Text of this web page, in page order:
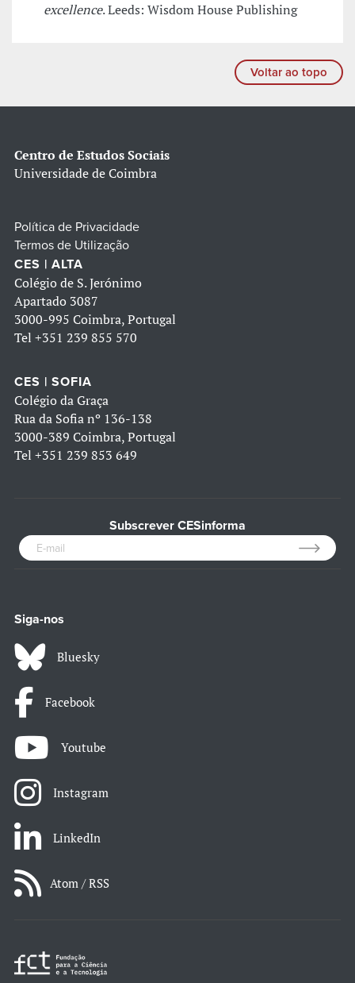
excellence. Leeds: Wisdom House Publishing
Voltar ao topo
Centro de Estudos Sociais
Universidade de Coimbra
Política de Privacidade
Termos de Utilização
CES | ALTA
Colégio de S. Jerónimo
Apartado 3087
3000-995 Coimbra, Portugal
Tel +351 239 855 570
CES | SOFIA
Colégio da Graça
Rua da Sofia nº 136-138
3000-389 Coimbra, Portugal
Tel +351 239 853 649
Subscrever CESinforma
Siga-nos
Bluesky
Facebook
Youtube
Instagram
LinkedIn
Atom / RSS